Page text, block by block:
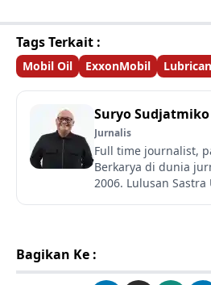
Tags Terkait :
Mobil Oil ExxonMobil
Suryo Sudjatmiko
Jurnalis
Full time journalist,
Berkarya di dunia
2006. Lulusan Sastra
Bagikan Ke :